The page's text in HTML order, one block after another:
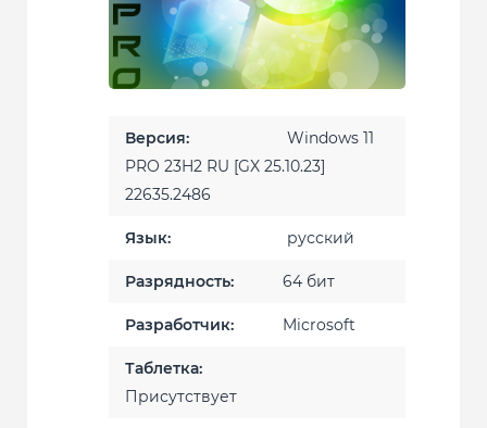
Версия:
Windows 11
PRO 23H2 RU [GX 25.10.23]
22635.2486
Язык: русский
Разрядность: 64 бит
Разработчик: Microsoft
Таблетка:
Присутствует